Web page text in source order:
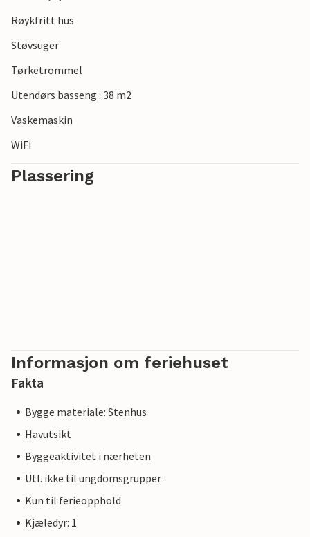
Røykfritt hus
Støvsuger
Tørketrommel
Utendørs basseng : 38 m2
Vaskemaskin
WiFi
Plassering
Informasjon om feriehuset
Fakta
Bygge materiale: Stenhus
Havutsikt
Byggeaktivitet i nærheten
Utl. ikke til ungdomsgrupper
Kun til ferieopphold
Kjæledyr: 1